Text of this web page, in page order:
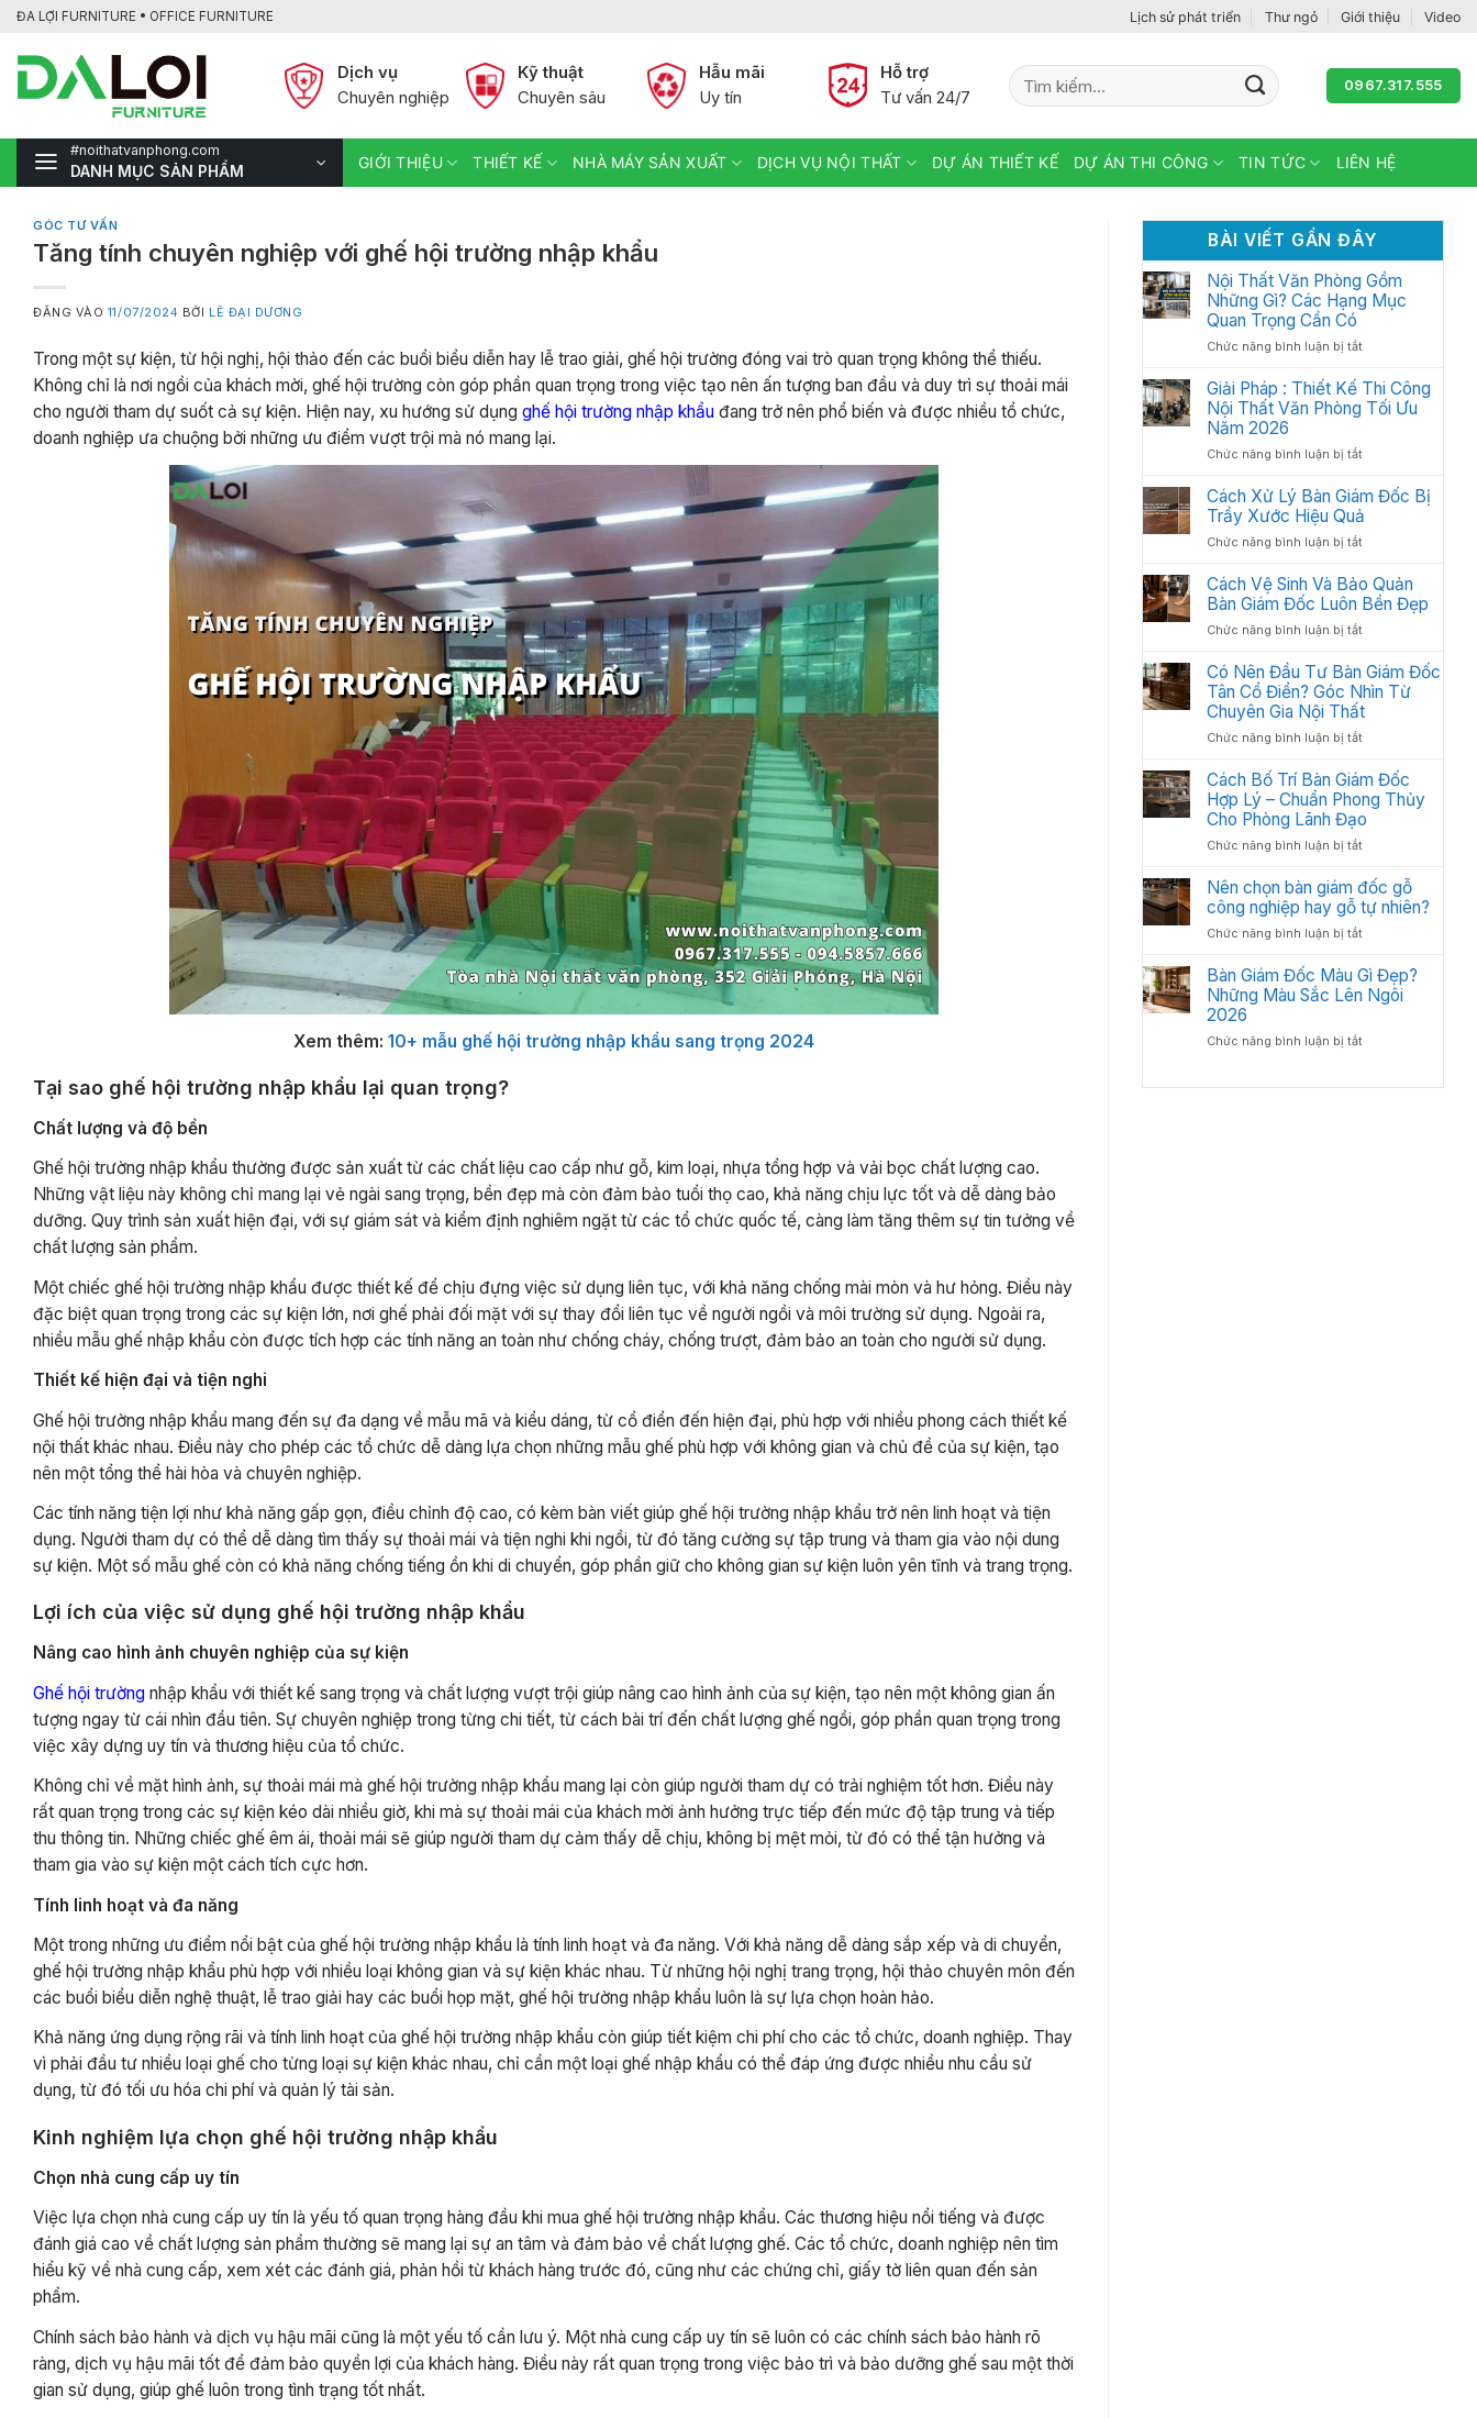
Bỏ
nội
dung
ĐA LỢI FURNITURE • OFFICE FURNITURE Lịch sử phát triển Thư ngỏ Giới thiệu Video
Dịch vụ
Chuyên nghiệp
Kỹ thuật
Chuyên sâu
Hẫu mãi
Uy tín
Hỗ trợ
Tư vấn 24/7
Tìm
kiếm:
0967.317.555
#noithatvanphong.com
DANH MỤC SẢN PHẨM GIỚI THIỆU THIẾT KẾ NHÀ MÁY SẢN XUẤT DỊCH VỤ NỘI THẤT DỰ ÁN THIẾT KẾ DỰ ÁN THI CÔNG TIN TỨC LIÊN HỆ
GÓC TƯ VẤN
Tăng tính chuyên nghiệp với ghế hội trường nhập khẩu
ĐĂNG VÀO 11/07/2024 BỞI LÊ ĐẠI DƯƠNG
Trong một sự kiện, từ hội nghị, hội thảo đến các buổi biểu diễn hay lễ trao giải, ghế hội trường đóng vai trò quan trọng không thể thiếu.
Không chỉ là nơi ngồi của khách mời, ghế hội trường còn góp phần quan trọng trong việc tạo nên ấn tượng ban đầu và duy trì sự thoải mái
cho người tham dự suốt cả sự kiện. Hiện nay, xu hướng sử dụng ghế hội trường nhập khẩu đang trở nên phổ biến và được nhiều tổ chức,
doanh nghiệp ưa chuộng bởi những ưu điểm vượt trội mà nó mang lại.
Xem thêm: 10+ mẫu ghế hội trường nhập khẩu sang trọng 2024
Tại sao ghế hội trường nhập khẩu lại quan trọng?
Chất lượng và độ bền
Ghế hội trường nhập khẩu thường được sản xuất từ các chất liệu cao cấp như gỗ, kim loại, nhựa tổng hợp và vải bọc chất lượng cao.
Những vật liệu này không chỉ mang lại vẻ ngài sang trọng, bền đẹp mà còn đảm bảo tuổi thọ cao, khả năng chịu lực tốt và dễ dàng bảo
dưỡng. Quy trình sản xuất hiện đại, với sự giám sát và kiểm định nghiêm ngặt từ các tổ chức quốc tế, càng làm tăng thêm sự tin tưởng về
chất lượng sản phẩm.
Một chiếc ghế hội trường nhập khẩu được thiết kế để chịu đựng việc sử dụng liên tục, với khả năng chống mài mòn và hư hỏng. Điều này
đặc biệt quan trọng trong các sự kiện lớn, nơi ghế phải đối mặt với sự thay đổi liên tục về người ngồi và môi trường sử dụng. Ngoài ra,
nhiều mẫu ghế nhập khẩu còn được tích hợp các tính năng an toàn như chống cháy, chống trượt, đảm bảo an toàn cho người sử dụng.
Thiết kế hiện đại và tiện nghi
Ghế hội trường nhập khẩu mang đến sự đa dạng về mẫu mã và kiểu dáng, từ cổ điển đến hiện đại, phù hợp với nhiều phong cách thiết kế
nội thất khác nhau. Điều này cho phép các tổ chức dễ dàng lựa chọn những mẫu ghế phù hợp với không gian và chủ đề của sự kiện, tạo
nên một tổng thể hài hòa và chuyên nghiệp.
Các tính năng tiện lợi như khả năng gấp gọn, điều chỉnh độ cao, có kèm bàn viết giúp ghế hội trường nhập khẩu trở nên linh hoạt và tiện
dụng. Người tham dự có thể dễ dàng tìm thấy sự thoải mái và tiện nghi khi ngồi, từ đó tăng cường sự tập trung và tham gia vào nội dung
sự kiện. Một số mẫu ghế còn có khả năng chống tiếng ồn khi di chuyển, góp phần giữ cho không gian sự kiện luôn yên tĩnh và trang trọng.
Lợi ích của việc sử dụng ghế hội trường nhập khẩu
Nâng cao hình ảnh chuyên nghiệp của sự kiện
Ghế hội trường nhập khẩu với thiết kế sang trọng và chất lượng vượt trội giúp nâng cao hình ảnh của sự kiện, tạo nên một không gian ấn
tượng ngay từ cái nhìn đầu tiên. Sự chuyên nghiệp trong từng chi tiết, từ cách bài trí đến chất lượng ghế ngồi, góp phần quan trọng trong
việc xây dựng uy tín và thương hiệu của tổ chức.
Không chỉ về mặt hình ảnh, sự thoải mái mà ghế hội trường nhập khẩu mang lại còn giúp người tham dự có trải nghiệm tốt hơn. Điều này
rất quan trọng trong các sự kiện kéo dài nhiều giờ, khi mà sự thoải mái của khách mời ảnh hưởng trực tiếp đến mức độ tập trung và tiếp
thu thông tin. Những chiếc ghế êm ái, thoải mái sẽ giúp người tham dự cảm thấy dễ chịu, không bị mệt mỏi, từ đó có thể tận hưởng và
tham gia vào sự kiện một cách tích cực hơn.
Tính linh hoạt và đa năng
Một trong những ưu điểm nổi bật của ghế hội trường nhập khẩu là tính linh hoạt và đa năng. Với khả năng dễ dàng sắp xếp và di chuyển,
ghế hội trường nhập khẩu phù hợp với nhiều loại không gian và sự kiện khác nhau. Từ những hội nghị trang trọng, hội thảo chuyên môn đến
các buổi biểu diễn nghệ thuật, lễ trao giải hay các buổi họp mặt, ghế hội trường nhập khẩu luôn là sự lựa chọn hoàn hảo.
Khả năng ứng dụng rộng rãi và tính linh hoạt của ghế hội trường nhập khẩu còn giúp tiết kiệm chi phí cho các tổ chức, doanh nghiệp. Thay
vì phải đầu tư nhiều loại ghế cho từng loại sự kiện khác nhau, chỉ cần một loại ghế nhập khẩu có thể đáp ứng được nhiều nhu cầu sử
dụng, từ đó tối ưu hóa chi phí và quản lý tài sản.
Kinh nghiệm lựa chọn ghế hội trường nhập khẩu
Chọn nhà cung cấp uy tín
Việc lựa chọn nhà cung cấp uy tín là yếu tố quan trọng hàng đầu khi mua ghế hội trường nhập khẩu. Các thương hiệu nổi tiếng và được
đánh giá cao về chất lượng sản phẩm thường sẽ mang lại sự an tâm và đảm bảo về chất lượng ghế. Các tổ chức, doanh nghiệp nên tìm
hiểu kỹ về nhà cung cấp, xem xét các đánh giá, phản hồi từ khách hàng trước đó, cũng như các chứng chỉ, giấy tờ liên quan đến sản
phẩm.
Chính sách bảo hành và dịch vụ hậu mãi cũng là một yếu tố cần lưu ý. Một nhà cung cấp uy tín sẽ luôn có các chính sách bảo hành rõ
ràng, dịch vụ hậu mãi tốt để đảm bảo quyền lợi của khách hàng. Điều này rất quan trọng trong việc bảo trì và bảo dưỡng ghế sau một thời
gian sử dụng, giúp ghế luôn trong tình trạng tốt nhất.
BÀI VIẾT GẦN ĐÂY
Nội Thất Văn Phòng Gồm
Những Gì? Các Hạng Mục
Quan Trọng Cần Có
Chức năng bình luận bị tắtở
Thất
Văn
Phòng
Những
Các
Hạng
Quan
Cần
Có
Giải Pháp : Thiết Kế Thi Công
Nội Thất Văn Phòng Tối Ưu
Năm 2026
Chức năng bình luận bị tắtở
Pháp
Kế
Công
Nội
Tối
Ưu
Năm
2026
Cách Xử Lý Bàn Giám Đốc Bị
Trầy Xước Hiệu Quả
Chức năng bình luận bị tắtở
Xử
Lý
Bàn
Giám
Bị
Trầy
Xước
Quả
Cách Vệ Sinh Và Bảo Quản
Bàn Giám Đốc Luôn Bền Đẹp
Chức năng bình luận bị tắtở
Vệ
Sinh
Và
Bảo
Quản
Giám
Đốc
Luôn
Đẹp
Có Nên Đầu Tư Bàn Giám Đốc
Tân Cổ Điển? Góc Nhìn Từ
Chuyên Gia Nội Thất
Chức năng bình luận bị tắtở
Nên
Đầu
Tư
Bàn
Giám
Tân
Cổ
Góc
Từ
Chuyên
Nội
Cách Bố Trí Bàn Giám Đốc
Hợp Lý – Chuẩn Phong Thủy
Cho Phòng Lãnh Đạo
Chức năng bình luận bị tắtở
Bố
Trí
Bàn
Giám
Hợp
Lý
Phong
Cho
Nên chọn bàn giám đốc gỗ
công nghiệp hay gỗ tự nhiên?
Chức năng bình luận bị tắtở
chọn
bàn
giám
gỗ
Bàn Giám Đốc Màu Gì Đẹp?
Những Màu Sắc Lên Ngôi
2026
Chức năng bình luận bị tắtở